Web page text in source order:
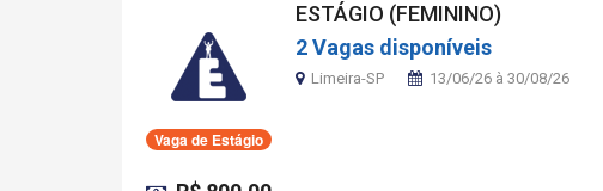
Vaga de Estágio
ESTÁGIO (FEMININO)
2 Vagas disponíveis
Limeira-SP 13/06/26 à 30/08/26